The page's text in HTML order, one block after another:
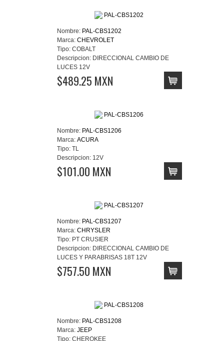
Nombre: PAL-CBS1202
Marca: CHEVROLET
Tipo: COBALT
Descripcion: DIRECCIONAL CAMBIO DE
LUCES 12V
$489.25 MXN
Nombre: PAL-CBS1206
Marca: ACURA
Tipo: TL
Descripcion: 12V
$101.00 MXN
Nombre: PAL-CBS1207
Marca: CHRYSLER
Tipo: PT CRUSIER
Descripcion: DIRECCIONAL CAMBIO DE
LUCES Y PARABRISAS 18T 12V
$757.50 MXN
Nombre: PAL-CBS1208
Marca: JEEP
Tipo: CHEROKEE